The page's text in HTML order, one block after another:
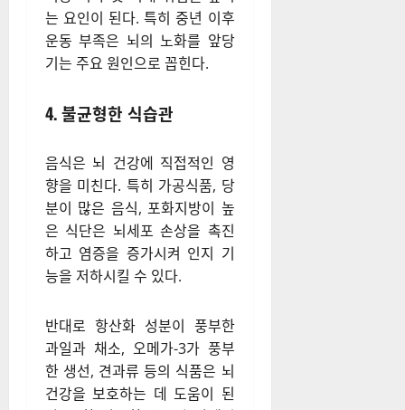
집중력을 향상시킨다. 그러나
현대 사회에서 많은 사람들이
좌식 생활을 하면서 운동량이
의 위축을 촉진하며, 이는 인지
기능 저하 및 치매 위험을 높이
는 요인이 된다. 특히 중년 이후
운동 부족은 뇌의 노화를 앞당
기는 주요 원인으로 꼽힌다.
음식은 뇌 건강에 직접적인 영
향을 미친다. 특히 가공식품, 당
분이 많은 음식, 포화지방이 높